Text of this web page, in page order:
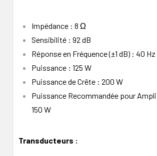
Impédance : 8 Ω
Sensibilité : 92 dB
Réponse en Fréquence (±1 dB) : 40 Hz
Puissance : 125 W
Puissance de Crête : 200 W
Puissance Recommandée pour
150 W
Transducteurs :